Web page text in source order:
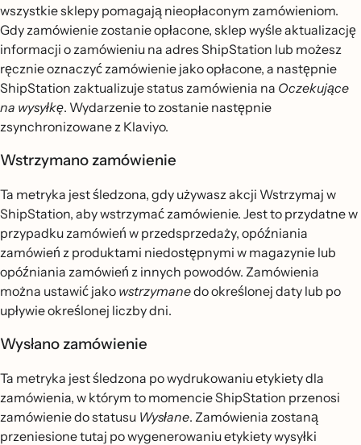
wszystkie sklepy pomagają nieopłaconym zamówieniom.
Gdy zamówienie zostanie opłacone, sklep wyśle aktualizację
informacji o zamówieniu na adres ShipStation lub możesz
ręcznie oznaczyć zamówienie jako opłacone, a następnie
ShipStation zaktualizuje status zamówienia na Oczekujące
na wysyłkę. Wydarzenie to zostanie następnie
zsynchronizowane z Klaviyo.
Wstrzymano zamówienie
Ta metryka jest śledzona, gdy używasz akcji Wstrzymaj w
ShipStation, aby wstrzymać zamówienie. Jest to przydatne w
przypadku zamówień w przedsprzedaży, opóźniania
zamówień z produktami niedostępnymi w magazynie lub
opóźniania zamówień z innych powodów. Zamówienia
można ustawić jako wstrzymanedo określonej daty lub po
upływie określonej liczby dni.
Wysłano zamówienie
Ta metryka jest śledzona po wydrukowaniu etykiety dla
zamówienia, w którym to momencie ShipStation przenosi
zamówienie do statusu Wysłane. Zamówienia zostaną
przeniesione tutaj po wygenerowaniu etykiety wysyłki